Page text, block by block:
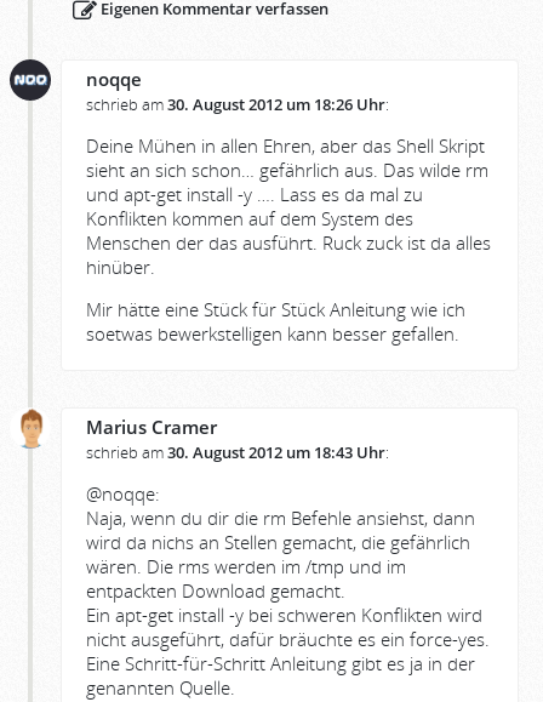
Eigenen Kommentar verfassen
noqqe
schrieb am30. August 2012 um 18:26 Uhr:
Deine Mühen in allen Ehren, aber das Shell Skript
sieht an sich schon… gefährlich aus. Das wilde rm
und apt-get install -y …. Lass es da mal zu
Konflikten kommen auf dem System des
Menschen der das ausführt. Ruck zuck ist da alles
hinüber.
Mir hätte eine Stück für Stück Anleitung wie ich
soetwas bewerkstelligen kann besser gefallen.
Marius Cramer
schrieb am30. August 2012 um 18:43 Uhr:
@noqqe:
Naja, wenn du dir die rm Befehle ansiehst, dann
wird da nichs an Stellen gemacht, die gefährlich
wären. Die rms werden im /tmp und im
entpackten Download gemacht.
Ein apt-get install -y bei schweren Konflikten wird
nicht ausgeführt, dafür bräuchte es ein force-yes.
Eine Schritt-für-Schritt Anleitung gibt es ja in der
genannten Quelle.